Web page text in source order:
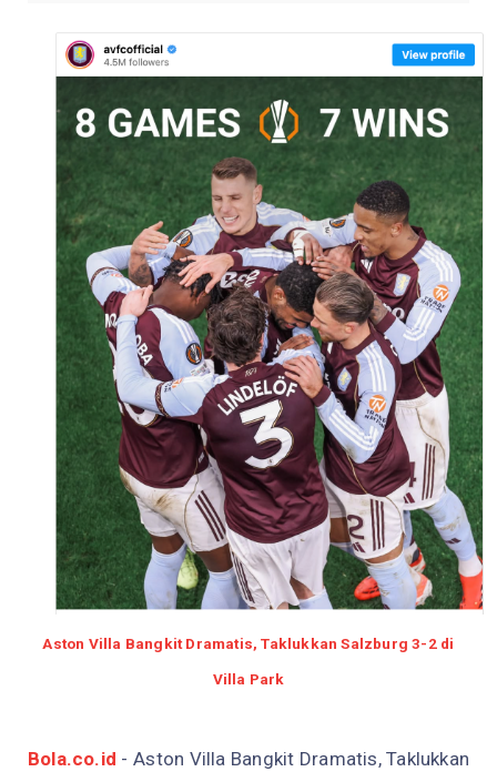
Aston Villa Bangkit Dramatis, Taklukkan Salzburg 3-2 di
Villa Park
Bola.co.id - Aston Villa Bangkit Dramatis, Taklukkan